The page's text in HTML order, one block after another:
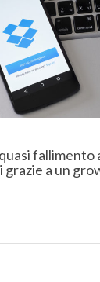
fallimento
grazie a un